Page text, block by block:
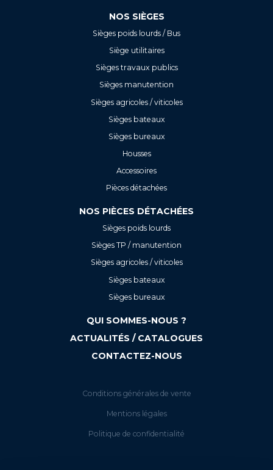
NOS SIÈGES
Sièges poids lourds / Bus
Siège utilitaires
Sièges travaux publics
Sièges manutention
Sièges agricoles / viticoles
Sièges bateaux
Sièges bureaux
Housses
Accessoires
Pièces détachées
NOS PIÈCES DÉTACHÉES
Sièges poids lourds
Sièges TP / manutention
Sièges agricoles / viticoles
Sièges bateaux
Sièges bureaux
QUI SOMMES-NOUS ?
ACTUALITÉS / CATALOGUES
CONTACTEZ-NOUS
Conditions générales de vente
Mentions légales
Politique de confidentialité